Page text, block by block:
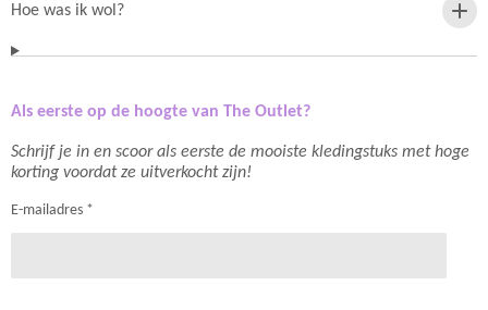
Hoe was ik wol?
Als eerste op de hoogte van The Outlet?
Schrijf je in en scoor als eerste de mooiste kledingstuks met hoge
korting voordat ze uitverkocht zijn!
E-mailadres *